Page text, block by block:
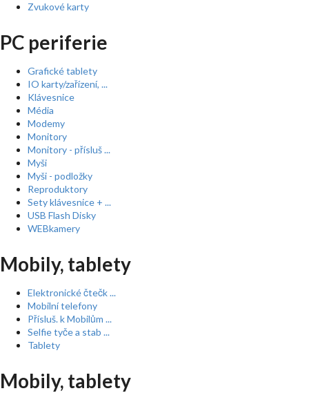
Zvukové karty
PC periferie
Grafické tablety
IO karty/zařízení, ...
Klávesnice
Média
Modemy
Monitory
Monitory - přísluš ...
Myši
Myši - podložky
Reproduktory
Sety klávesnice + ...
USB Flash Disky
WEBkamery
Mobily, tablety
Elektronické čtečk ...
Mobilní telefony
Přísluš. k Mobilům ...
Selfie tyče a stab ...
Tablety
Mobily, tablety